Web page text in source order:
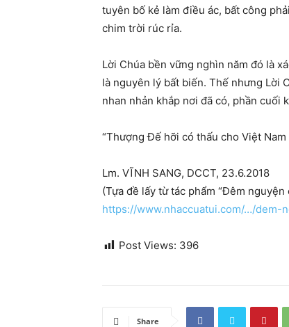
tuyên bố kẻ làm điều ác, bất công
chim trời rúc rỉa.
Lời Chúa bền vững nghìn năm đó là
là nguyên lý bất biến. Thế nhưng Lời
nhan nhản khắp nơi đã có, phần cuối
“Thượng Đế hỡi có thấu cho Việt
Lm. VĨNH SANG, DCCT, 23.6.2018
(Tựa đề lấy từ tác phẩm “Đêm nguyện
https://www.nhaccuatui.com/…/
Post Views: 396
Share